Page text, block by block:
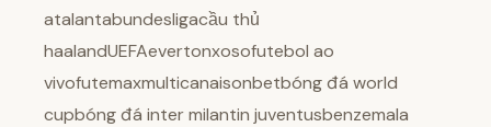
atalantabundesligacầu thủ
haalandUEFAevertonxosofutebol ao
vivofutemaxmulticanaisonbetbóng đá world
cupbóng đá inter milantin juventusbenzemala